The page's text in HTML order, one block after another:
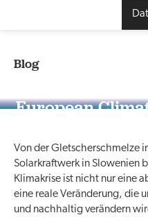
Blog
European
Von der Gletscherschmelze
Solarkraftwerk in Slowenien
Klimakrise ist nicht nur eine
eine reale Veränderung, die
und nachhaltig verändern